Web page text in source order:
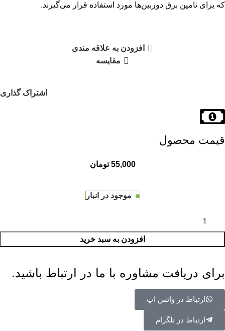
که برای تامین برق دوربین‌ها مورد استفاده قرار می‌گیرند.
افزودن به علاقه مندی
مقایسه
اشتراک گذاری
قیمت محصول
تومان
موجود در انبار
افزودن به سبد خرید
برای دریافت مشاوره با ما در ارتباط باشید.
ارتباط در واتس اپ
ارتباط در تلگرام